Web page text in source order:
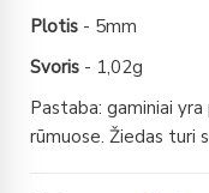
Plotis - 5mm
Svoris - 1,02g
Pastaba: gaminiai
rūmuose. Žiedas turi